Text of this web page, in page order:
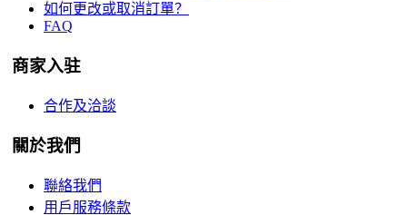
如何更改或取消訂單？
FAQ
商家入驻
合作及洽談
關於我們
聯絡我們
用戶服務條款